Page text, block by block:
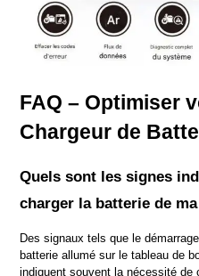
FAQ – Optimiser
Chargeur de
Quels sont les signes
charger la batterie de
Des signaux tels que le
batterie allumé sur le tableau de
indiquent souvent la nécessité de